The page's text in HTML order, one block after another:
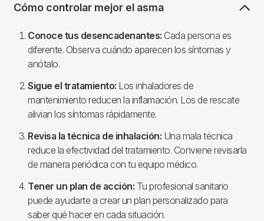
Cómo controlar mejor el asma
Conoce tus desencadenantes: Cada persona es
diferente. Observa cuándo aparecen los síntomas y
anótalo.
Sigue el tratamiento: Los inhaladores de
mantenimiento reducen la inflamación. Los de rescate
alivian los síntomas rápidamente.
Revisa la técnica de inhalación: Una mala técnica
reduce la efectividad del tratamiento. Conviene revisarla
de manera periódica con tu equipo médico.
Tener un plan de acción: Tu profesional sanitario
puede ayudarte a crear un plan personalizado para
saber qué hacer en cada situación.